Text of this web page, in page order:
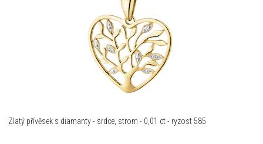
Zlatý přívěsek s diamanty - srdce, strom - 0,01 ct - ryzost 585